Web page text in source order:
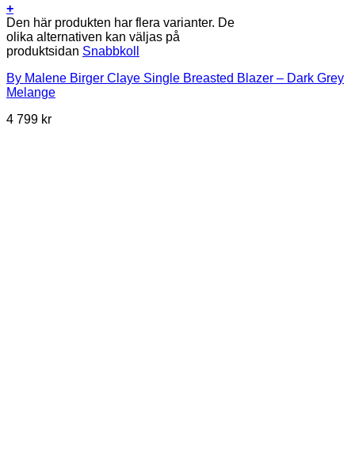
+
Den här produkten har flera varianter. De
olika alternativen kan väljas på
produktsidan Snabbkoll
By Malene Birger Claye Single Breasted Blazer – Dark Grey
Melange
4 799 kr